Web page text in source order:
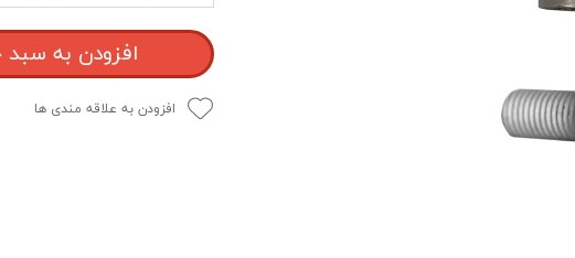
افزودن به سبد
افزودن به علاقه مندی ها